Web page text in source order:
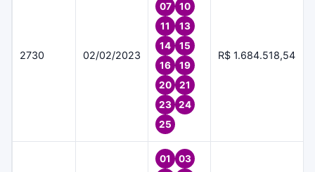
2730 02/02/2023
07
10
11
13
14
15
16
19
20
21
23
24
25
R$ 1.684.518,54
01
03